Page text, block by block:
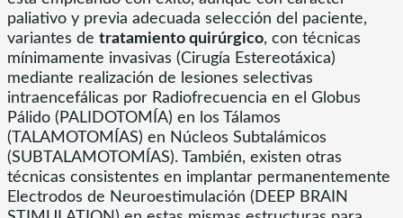
paliativo y previa adecuada selección del paciente,
variantes de tratamiento quirúrgico, con técnicas
mínimamente invasivas (Cirugía Estereotáxica)
mediante realización de lesiones selectivas
intraencefálicas por Radiofrecuencia en el Globus
Pálido (PALIDOTOMÍA) en los Tálamos
(TALAMOTOMÍAS) en Núcleos Subtalámicos
(SUBTALAMOTOMÍAS). También, existen otras
técnicas consistentes en implantar permanentemente
Electrodos de Neuroestimulación (DEEP BRAIN